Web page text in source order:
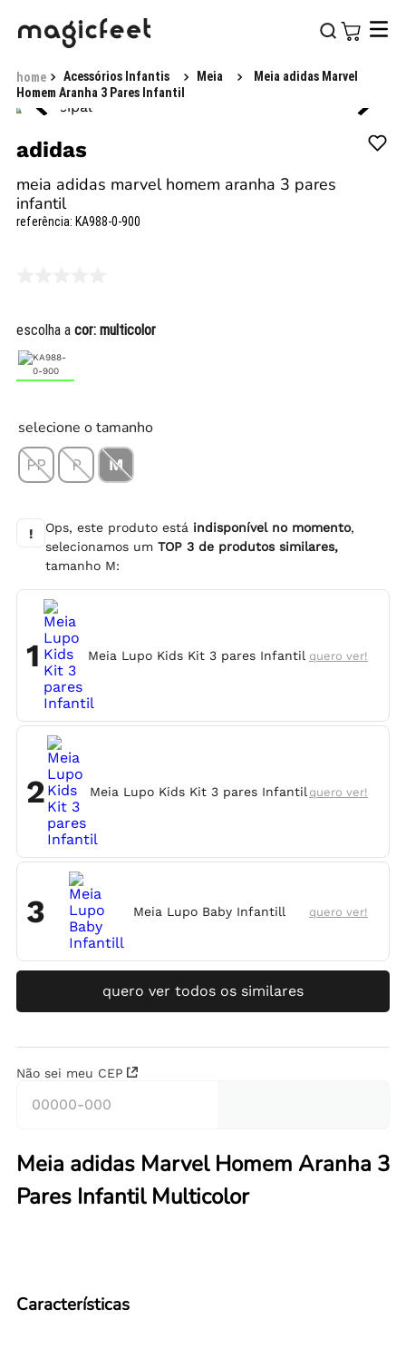
Acessórios Infantis Meia
Meia adidas Marvel
Homem Aranha 3 Pares Infantil
adidas
meia adidas marvel homem aranha 3 pares
infantil
referência: KA988-0-900
escolha a cor: multicolor
selecione o tamanho
PP P M
! Ops, este produto está indisponível no momento,
selecionamos umTOP3 de produtos similares,
tamanho M:
1 Meia Lupo Kids Kit 3 pares Infantil quero ver!
2 Meia Lupo Kids Kit 3 pares Infantil quero ver!
3 Meia Lupo Baby Infantill quero ver!
quero ver todos os similares
Não sei meu CEP
Meia adidas Marvel Homem Aranha 3
Pares Infantil Multicolor
Características